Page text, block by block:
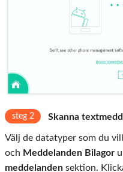
steg 2 Skanna
Välj de datatyper som du
och Meddelanden Bilagor
meddelanden sektion.